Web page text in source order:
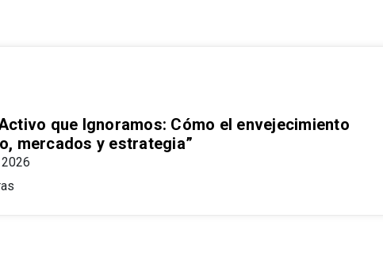
que Ignoramos: Cómo el envejecimiento
mercados y estrategia”